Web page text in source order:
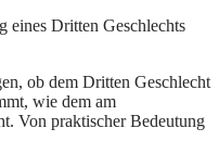
eines Dritten Geschlechts
ob dem Dritten Geschlecht
wie dem am
Von praktischer Bedeutung